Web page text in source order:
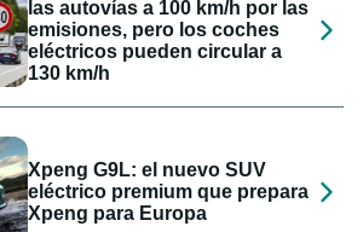
las autovías a 100 km/h por las
emisiones, pero los coches
eléctricos pueden circular a
130 km/h
Xpeng G9L: el nuevo SUV
eléctrico premium que prepara
Xpeng para Europa